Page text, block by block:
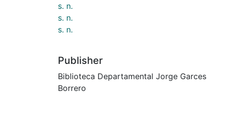
s. n.
s. n.
s. n.
Publisher
Biblioteca Departamental Jorge Garces
Borrero